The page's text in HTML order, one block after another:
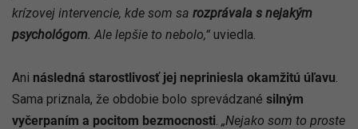
krízovej intervencie, kde som sa rozprávala s nejakým
psychológom. Ale lepšie to nebolo,“ uviedla.
Ani následná starostlivosť jej nepriniesla okamžitú úľavu
Sama priznala, že obdobie bolo sprevádzané silným
vyčerpaním a pocitom bezmocnosti „Nejako som to proste